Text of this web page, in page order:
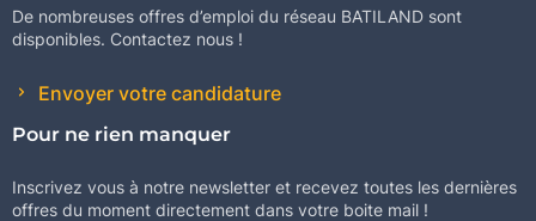
De nombreuses offres d’emploi du réseau BATILAND sont
disponibles. Contactez nous !
Envoyer votre candidature
Pour ne rien manquer
Inscrivez vous à notre newsletter et recevez toutes les dernières
offres du moment directement dans votre boite mail !